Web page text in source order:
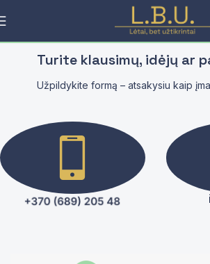
Turite klausimų, idėjų ar
Užpildykite formą – atsakysiu kaip